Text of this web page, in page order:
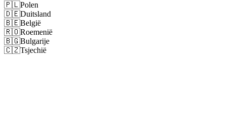
🇵🇱Polen
🇩🇪Duitsland
🇧🇪België
🇷🇴Roemenië
🇧🇬Bulgarije
🇨🇿Tsjechië